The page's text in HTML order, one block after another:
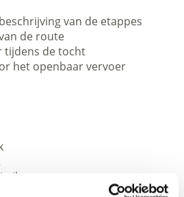
van de etappes
de route
tijdens de tocht
het openbaar vervoer